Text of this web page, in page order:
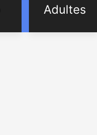
Adultes